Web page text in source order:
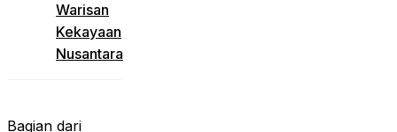
Warisan
Kekayaan
Nusantara
Bagian dari